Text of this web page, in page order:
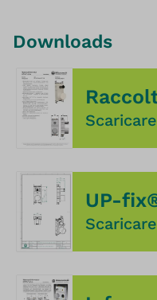
Downloads
Scaricare
Scaricare